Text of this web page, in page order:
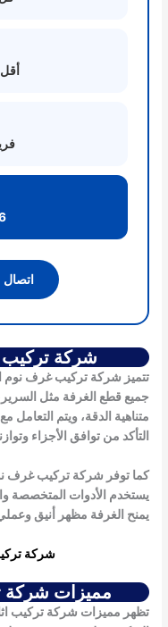
اتصال
شركة تركيب
تتميز شركة تركيب غرف نوم
جميع قطع الغرفة مثل
متناهية الدقة، ويتم التعامل
التأكد من توافق الأجزاء
كما توفر شركة تركيب غرف
يستخدم الأدوات المتخصصة
يمنح الغرفة مظهر أنيق
شركة
مميزات شركة
تظهر مميزات شركة تركيب